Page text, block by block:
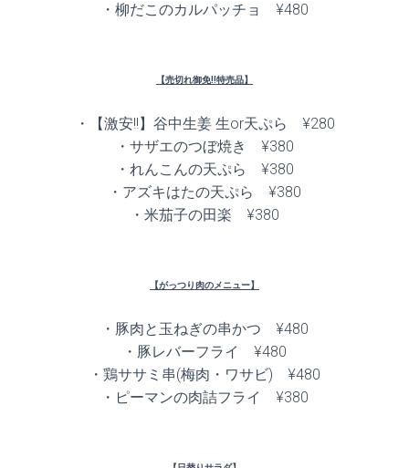
・柳だこのカルパッチョ ¥480
【売切れ御免!!特売品】
・【激安!!】谷中生姜 生or天ぷら ¥280
・サザエのつぼ焼き ¥380
・れんこんの天ぷら ¥380
・アズキはたの天ぷら ¥380
・米茄子の田楽 ¥380
【がっつり肉のメニュー】
・豚肉と玉ねぎの串かつ ¥480
・豚レバーフライ ¥480
・鶏ササミ串(梅肉・ワサビ) ¥480
・ピーマンの肉詰フライ ¥380